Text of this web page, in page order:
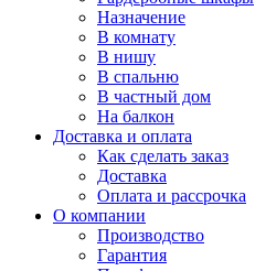
Назначение
В комнату
В нишу
В спальню
В частный дом
На балкон
Доставка и оплата
Как сделать заказ
Доставка
Оплата и рассрочка
О компании
Производство
Гарантия